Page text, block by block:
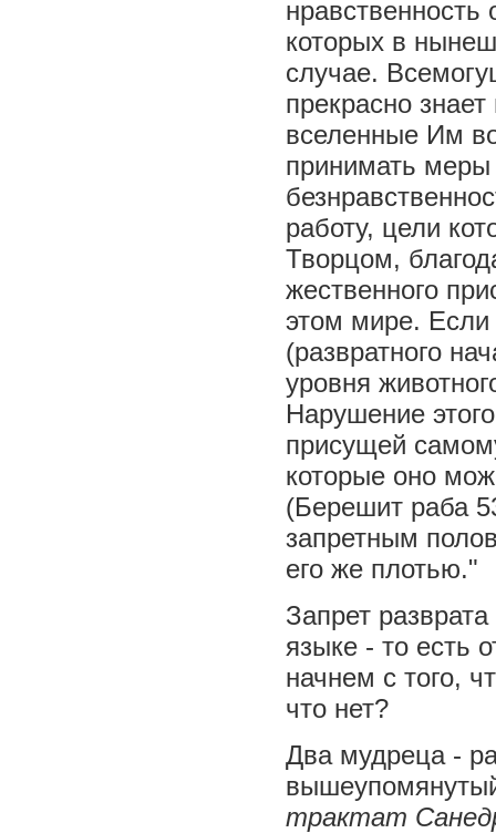
которых в
случае.
прекрасно
вселенные Им
принимать меры
работу, цели
Творцом,
жественного
этом мире.
(развратного
уровня
Нарушение
присущей
которые оно
(Берешит раба
запретным
его же плотью."
Запрет
языке - то есть
начнем с того,
что нет?
Два мудреца -
трактат